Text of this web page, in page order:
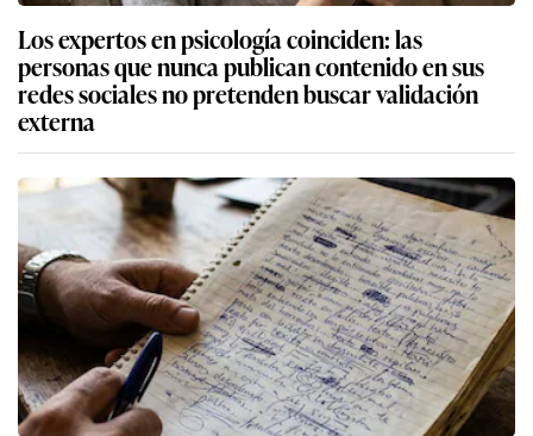
Los expertos en psicología coinciden: las
personas que nunca publican contenido en sus
redes sociales no pretenden buscar validación
externa